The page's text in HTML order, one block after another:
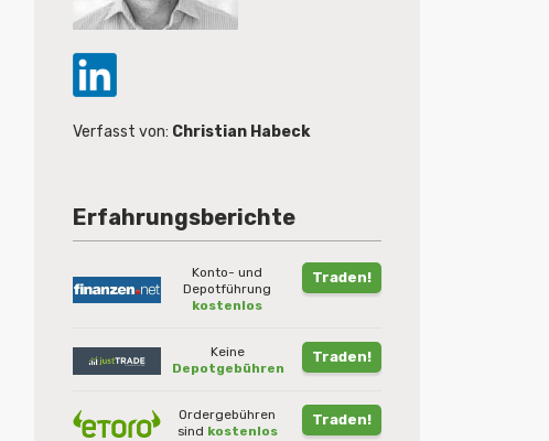
Verfasst von: Christian Habeck
Erfahrungsberichte
Konto- und
Depotführung
kostenlos
Traden!
Keine
Depotgebühren
Traden!
Ordergebühren
sind kostenlos
Traden!